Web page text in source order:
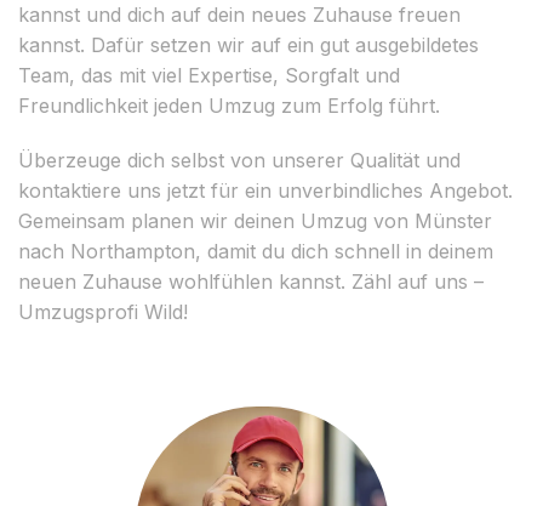
kannst und dich auf dein neues Zuhause freuen
kannst. Dafür setzen wir auf ein gut ausgebildetes
Team, das mit viel Expertise, Sorgfalt und
Freundlichkeit jeden Umzug zum Erfolg führt.
Überzeuge dich selbst von unserer Qualität und
kontaktiere uns jetzt für ein unverbindliches Angebot.
Gemeinsam planen wir deinen Umzug von Münster
nach Northampton, damit du dich schnell in deinem
neuen Zuhause wohlfühlen kannst. Zähl auf uns –
Umzugsprofi Wild!